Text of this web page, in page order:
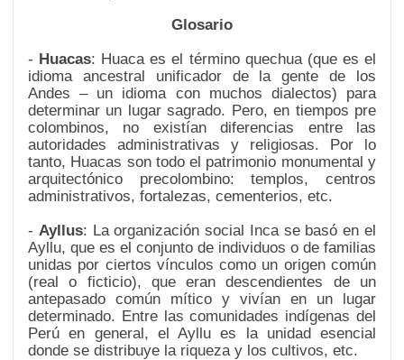
Glosario
- Huacas: Huaca es el término quechua (que es el
idioma ancestral unificador de la gente de los
Andes – un idioma con muchos dialectos) para
determinar un lugar sagrado. Pero, en tiempos pre
colombinos, no existían diferencias entre las
autoridades administrativas y religiosas. Por lo
tanto, Huacas son todo el patrimonio monumental y
arquitectónico precolombino: templos, centros
administrativos, fortalezas, cementerios, etc.
- Ayllus: La organización social Inca se basó en el
Ayllu, que es el conjunto de individuos o de familias
unidas por ciertos vínculos como un origen común
(real o ficticio), que eran descendientes de un
antepasado común mítico y vivían en un lugar
determinado. Entre las comunidades indígenas del
Perú en general, el Ayllu es la unidad esencial
donde se distribuye la riqueza y los cultivos, etc.